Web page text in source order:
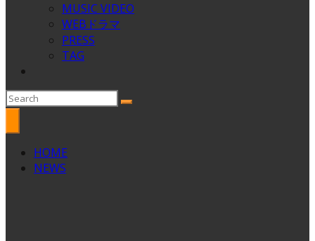
MUSIC VIDEO
WEBドラマ
PRESS
TAG
HOME
NEWS